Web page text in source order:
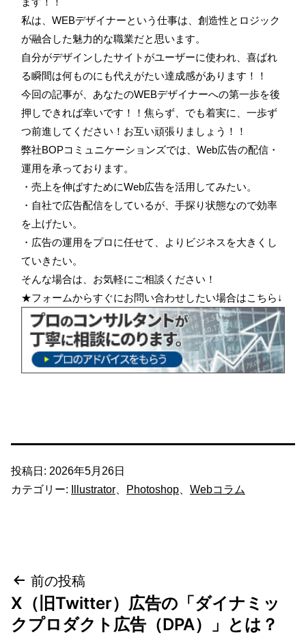
私は、WEBデザイナーという仕事は、創造性とロジック
が融合した魅力的な職業だと思います。
自分がデザインしたサイトがユーザーに使われ、喜ばれ
る瞬間は何ものにも代えがたい達成感があります！！
今回の記事が、あなたのWEBデザイナーへの第一歩を後
押しできれば幸いです！！焦らず、でも着実に、一歩ず
つ前進してください！お互い頑張りましょう！！
弊社BOPコミュニケーションズでは、Web広告の配信・
運用を承っております。
・売上を伸ばすためにWeb広告を活用してみたい。
・自社で広告配信をしているが、手探り状態なので効率
を上げたい。
・広告の運用をプロに任せて、よりビジネスを大きくし
ていきたい。
そんな場合は、お気軽にご相談ください！
★フォームからすぐにお問い合わせしたい場合はこちら↓
投稿日: 2026年5月26日
カテゴリー:
Illustrator Photoshop Webコラム
投
稿
前の投稿
X（旧Twitter）広告の「ダイナミッ
クプロダクト広告（DPA）」とは？